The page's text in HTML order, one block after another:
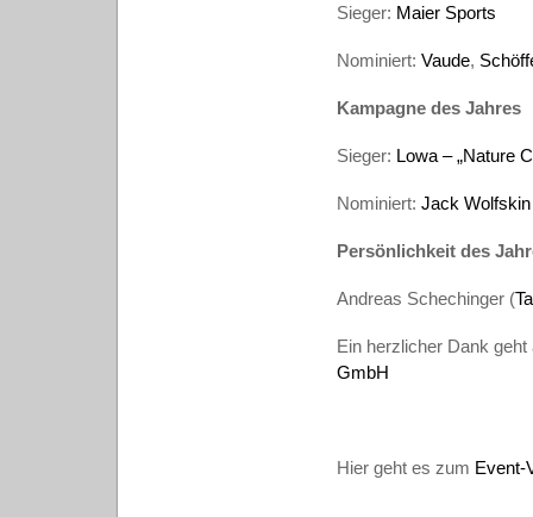
Sieger: Maier Sports
Nominiert: Vaude,
Kampagne des Jahres
Sieger: Lowa – „Nature
Nominiert: Jack Wolfskin
Persönlichkeit des
Andreas Schechinger (
Ein herzlicher Dank geht
GmbH
Hier geht es zum Event-